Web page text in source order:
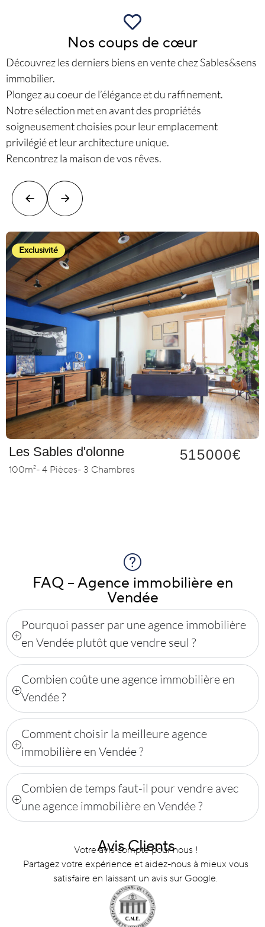
Nos coups de cœur
Découvrez les derniers biens en vente chez Sables&sens
immobilier.
Plongez au coeur de l’élégance et du raffinement.
Notre sélection met en avant des propriétés
soigneusement choisies pour leur emplacement
privilégié et leur architecture unique.
Rencontrez la maison de vos rêves.
Les Sables d'olonne 515000€
100m²- 4 Pièces- 3 Chambres
Exclusivité
FAQ – Agence immobilière en
Vendée
Pourquoi passer par une agence immobilière
en Vendée plutôt que vendre seul ?
Combien coûte une agence immobilière en
Vendée ?
Comment choisir la meilleure agence
immobilière en Vendée ?
Combien de temps faut-il pour vendre avec
une agence immobilière en Vendée ?
Avis Clients
Votre avis compte pour nous !
Partagez votre expérience et aidez-nous à mieux vous
satisfaire en laissant un avis sur Google.